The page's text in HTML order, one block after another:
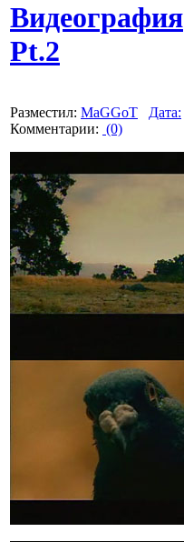
Видеография
Pt.2
Разместил: MaGGoT Дата:
Комментарии: (0)